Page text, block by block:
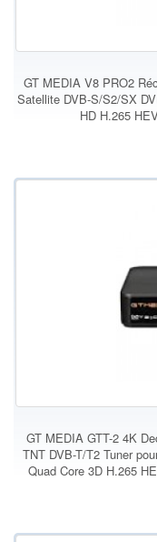
GT MEDIA V8 PRO2
Satellite DVB-S/S2/SX
HD H.265
GT MEDIA GTT-2 4K
TNT DVB-T/T2 Tuner
Quad Core 3D H.265